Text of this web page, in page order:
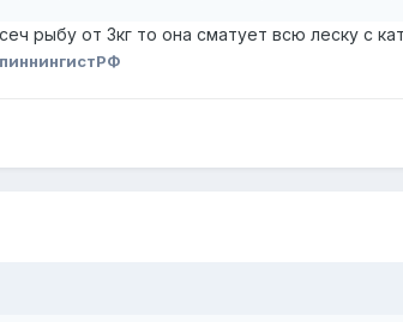
рыбу от 3кг то она сматует всю леску с